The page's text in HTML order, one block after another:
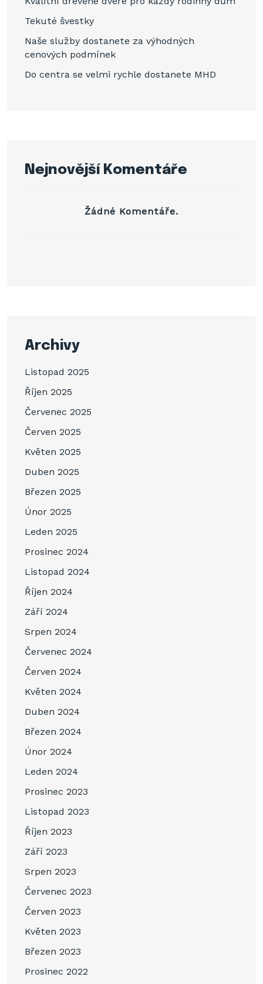
Tekuté švestky
Naše služby dostanete za výhodných
cenových podmínek
Do centra se velmi rychle dostanete MHD
Nejnovější Komentáře
Žádné Komentáře.
Archivy
Listopad 2025
Říjen 2025
Červenec 2025
Červen 2025
Květen 2025
Duben 2025
Březen 2025
Únor 2025
Leden 2025
Prosinec 2024
Listopad 2024
Říjen 2024
Září 2024
Srpen 2024
Červenec 2024
Červen 2024
Květen 2024
Duben 2024
Březen 2024
Únor 2024
Leden 2024
Prosinec 2023
Listopad 2023
Říjen 2023
Září 2023
Srpen 2023
Červenec 2023
Červen 2023
Květen 2023
Březen 2023
Prosinec 2022